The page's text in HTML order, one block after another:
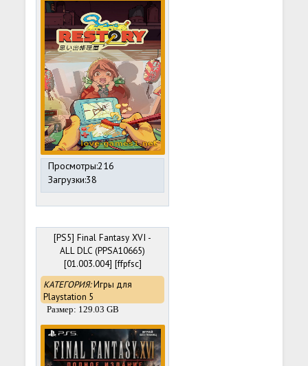
Просмотры:216
Загрузки:38
[PS5] Final Fantasy XVI -
ALL DLC (PPSA10665)
[01.003.004] [ffpfsc]
КАТЕГОРИЯ:Игры для
Playstation 5
Размер: 129.03 GB